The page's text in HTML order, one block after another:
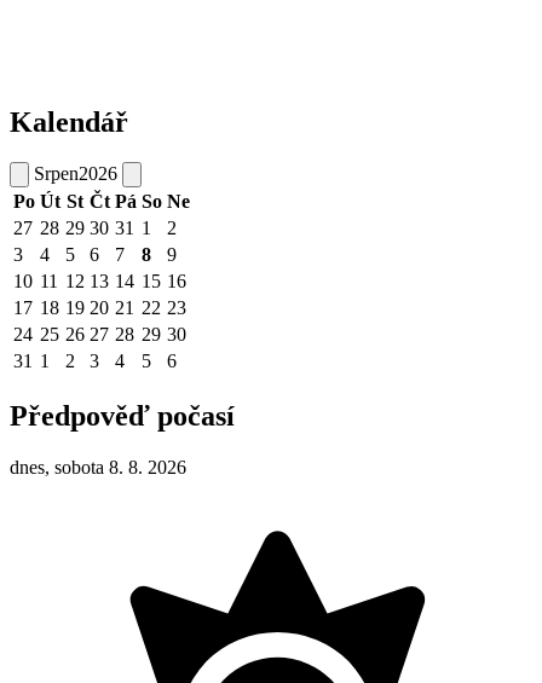
Kalendář
Srpen2026
Po Út St Čt Pá So Ne
27 28 29 30 31 1
2
3
4 5 6 7 8
9
10 11 12 13 14 15 16
17 18 19 20 21 22 23
24 25 26 27 28 29 30
31 1 2 3 4 5 6
Předpověď počasí
dnes, sobota 8. 8. 2026